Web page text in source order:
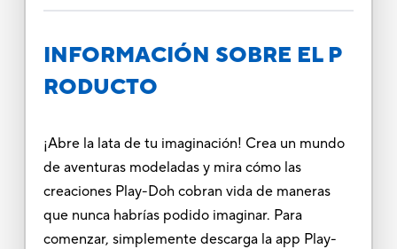
INFORMACIÓN SOBRE EL P
RODUCTO
¡Abre la lata de tu imaginación! Crea un mundo
de aventuras modeladas y mira cómo las
creaciones Play-Doh cobran vida de maneras
que nunca habrías podido imaginar. Para
comenzar, simplemente descarga la app Play-